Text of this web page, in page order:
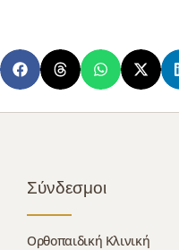
Σύνδεσμοι
Ορθοπαιδική Κλινική